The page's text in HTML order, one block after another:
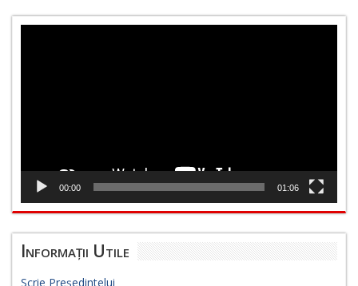
00:00 01:06
Informații Utile
Scrie Președintelui